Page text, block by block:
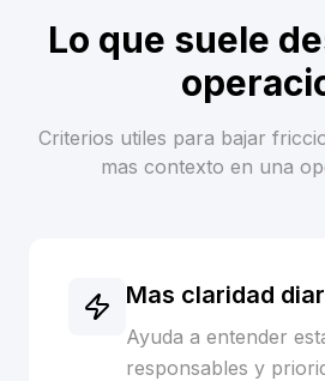
Lo que suele
Criterios utiles para bajar
mas contexto en una
Mas claridad
Ayuda a entender
responsables y